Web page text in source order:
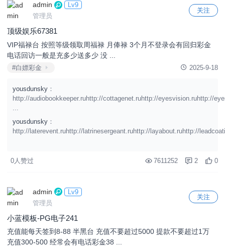
admin
Lv9
管理员
关注
顶级娱乐67381
VIP福禄台 按照等级领取周福禄 月俸禄 3个月不登录会有回归彩金
电话回访一般是充多少送多少 没 ...
#白嫖彩金 2025-9-18
yousdunsky ：
http://audiobookkeeper.ruhttp://cottagenet.ruhttp://eyesvision.ruhttp://
...
yousdunsky ：
http://laterevent.ruhttp://latrinesergeant.ruhttp://layabout.ruhttp://
0人赞过 7611252 2 0
admin
Lv9
管理员
关注
小蓝模板-PG电子241
充值能每天签到8-88 半黑台 充值不要超过5000 提款不要超过1万
充值300-500 经常会有电话彩金38 ...